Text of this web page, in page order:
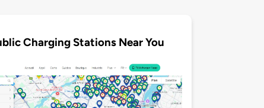
Charging Stations Near You